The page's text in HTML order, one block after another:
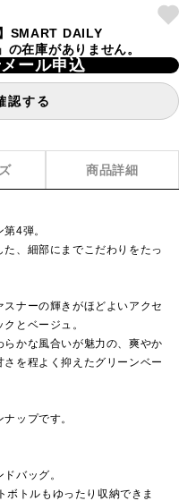
SMART DAILY
在庫がありません。
ール申込
認する
商品詳細
4弾。
、細部にまでこだわりをたっ
ナーの輝きがほどよいアクセ
とベージュ。
かな風合いが魅力の、爽やか
を程よく抑えたグリーンベー
ップです。
バッグ。
トルもゆったり収納できま